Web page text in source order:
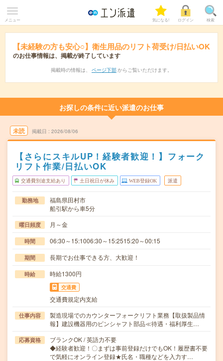
メニュー 気になる! ログイン 検索
【未経験の方も安心○】衛生用品のリフト荷受け/日払いOK
のお仕事情報は、掲載が終了しています
掲載時の情報は、 ページ下部 からご覧いただけます。
お探しの条件に近い派遣のお仕事
未読 掲載日 2026/08/06
【さらにスキルUP！経験者歓迎！】フォーク
リフト作業/日払いOK
交通費別途支給あり 土日祝日が休み WEB登録OK 派遣
勤務地
福島県田村市
船引駅から車5分
曜日頻度 月～金
時間 06:30～15:1006:30～15:2515:20～00:15
期間 長期でお仕事できる方、大歓迎！
時給 時給1300円
交通費
交通費規定内支給
仕事内容
製造現場でのカウンターフォークリフト業務【取扱製品情
報】建設機器用のピンシャフト部品≪待遇・福利厚生…
応募資格
ブランクOK / 英語力不要
◆経験者歓迎！〇まずは事前登録だけでもOK！履歴書不要
で気軽にオンライン登録★氏名・職種などを入力す…